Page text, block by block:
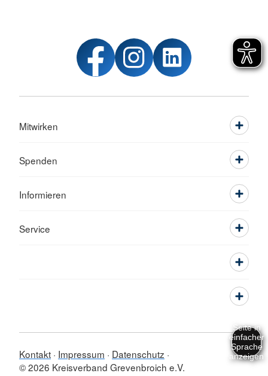
Mitwirken
Spenden
Informieren
Service
Kontakt Impressum
Datenschutz
© 2026 Kreisverband Grevenbroich e.V.